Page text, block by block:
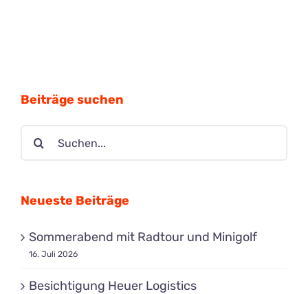
Beiträge suchen
Suche
Neueste Beiträge
Sommerabend mit Radtour und Minigolf
16. Juli 2026
Besichtigung Heuer Logistics